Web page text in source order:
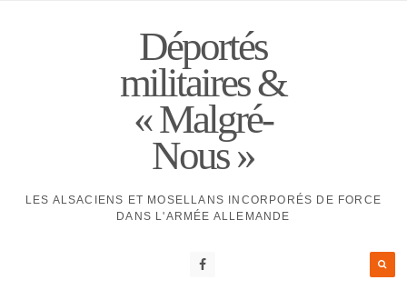
Déportés
militaires &
« Malgré-
Nous »
LES ALSACIENS ET MOSELLANS INCORPORÉS DE FORCE
DANS L'ARMÉE ALLEMANDE